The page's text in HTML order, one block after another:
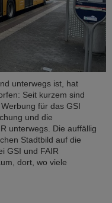
unterwegs ist, hat
Seit kurzem sind
für das GSI
und die
unterwegs. Die auffällig
Stadtbild auf die
GSI und FAIR
dort, wo viele